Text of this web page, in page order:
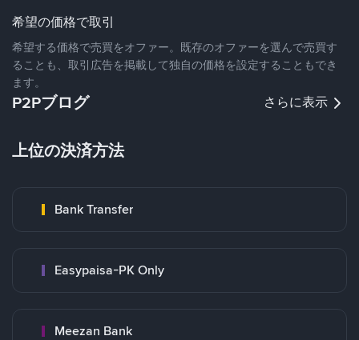
希望の価格で取引
希望する価格で売買をオファー。既存のオファーを選んで売買す
ることも、取引広告を掲載して独自の価格を設定することもでき
ます。
P2Pブログ さらに表示
上位の決済方法
Bank Transfer
Easypaisa-PK Only
Meezan Bank